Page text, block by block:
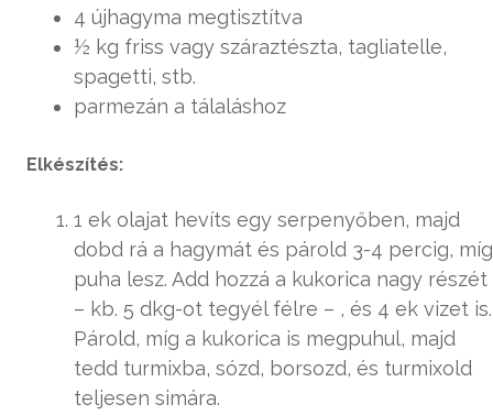
4 újhagyma megtisztítva
½ kg friss vagy száraztészta, tagliatelle,
spagetti, stb.
parmezán a tálaláshoz
Elkészítés:
1 ek olajat hevíts egy serpenyőben, majd
dobd rá a hagymát és párold 3-4 percig, míg
puha lesz. Add hozzá a kukorica nagy részét
– kb. 5 dkg-ot tegyél félre – , és 4 ek vizet is.
Párold, míg a kukorica is megpuhul, majd
tedd turmixba, sózd, borsozd, és turmixold
teljesen simára.